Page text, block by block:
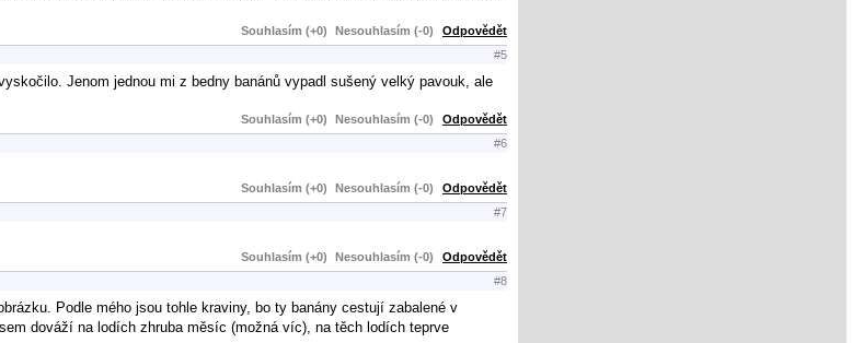
Souhlasím (+0) Nesouhlasím (-0) Odpovědět
#5
Jenom jednou mi z bedny banánů vypadl sušený velký pavouk, ale
Souhlasím (+0) Nesouhlasím (-0) Odpovědět
#6
Souhlasím (+0) Nesouhlasím (-0) Odpovědět
#7
Souhlasím (+0) Nesouhlasím (-0) Odpovědět
#8
Podle mého jsou tohle kraviny, bo ty banány cestují zabalené v
dováží na lodích zhruba měsíc (možná víc), na těch lodích teprve